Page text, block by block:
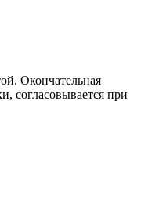
Окончательная
согласовывается при